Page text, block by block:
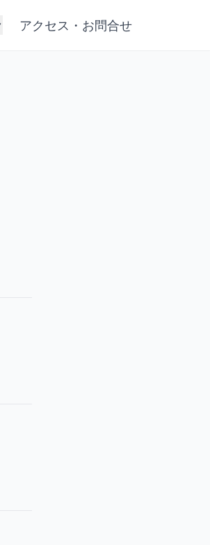
アクセス・お問合せ